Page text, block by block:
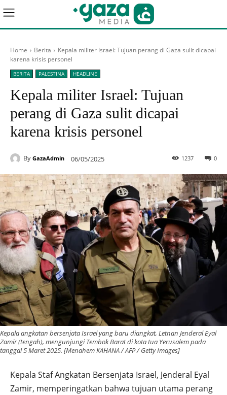
Home Berita
Kepala militer Israel: Tujuan perang di Gaza sulit dicapai
karena krisis personel
BERITA PALESTINA HEADLINE
Kepala militer Israel: Tujuan
perang di Gaza sulit dicapai
karena krisis personel
By GazaAdmin 06/05/2025 0
1237
Kepala angkatan bersenjata Israel yang baru diangkat, Letnan Jenderal Eyal
Zamir (tengah), mengunjungi Tembok Barat di kota tua Yerusalem pada
tanggal 5 Maret 2025. [Menahem KAHANA / AFP / Getty Images]
Kepala Staf Angkatan Bersenjata Israel, Jenderal Eyal
Zamir, memperingatkan bahwa tujuan utama perang